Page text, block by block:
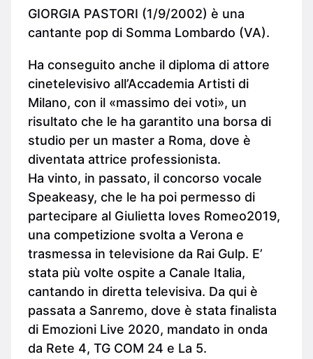
GIORGIA PASTORI (1/9/2002) è una
cantante pop di Somma Lombardo (VA).
Ha conseguito anche il diploma di attore
cinetelevisivo all’Accademia Artisti di
Milano, con il «massimo dei voti», un
risultato che le ha garantito una borsa di
studio per un master a Roma, dove è
diventata attrice professionista.
Ha vinto, in passato, il concorso vocale
Speakeasy, che le ha poi permesso di
partecipare al Giulietta loves Romeo2019,
una competizione svolta a Verona e
trasmessa in televisione da Rai Gulp. E’
stata più volte ospite a Canale Italia,
cantando in diretta televisiva. Da qui è
passata a Sanremo, dove è stata finalista
di Emozioni Live 2020, mandato in onda
da Rete 4, TG COM 24 e La 5.